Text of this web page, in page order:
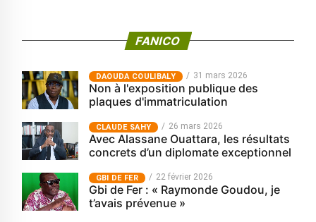
FANICO
‎DAOUDA COULIBALY 31 mars 2026
Non à l'exposition publique des
plaques d'immatriculation
CLAUDE SAHY 26 mars 2026
Avec Alassane Ouattara, les résultats
concrets d’un diplomate exceptionnel
GBI DE FER 22 février 2026
Gbi de Fer : « Raymonde Goudou, je
t’avais prévenue »